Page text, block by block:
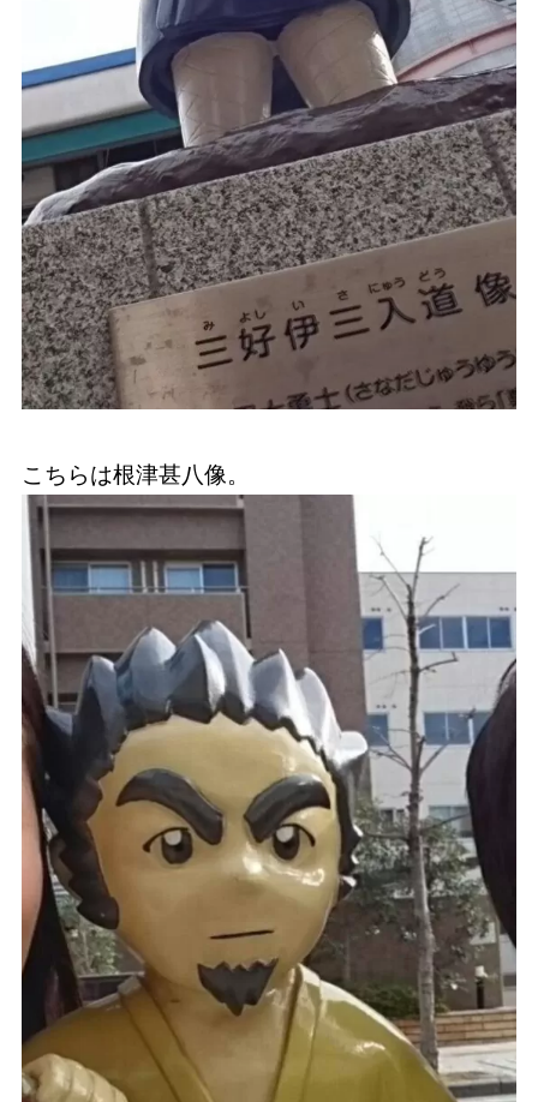
こちらは根津甚八像。